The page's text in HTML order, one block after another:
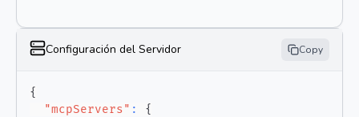
Configuración del Servidor Copy
{
"mcpServers" :
{